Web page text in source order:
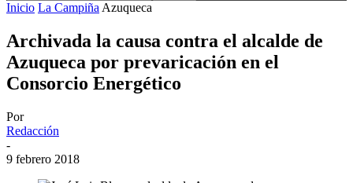
Inicio La Campiña Azuqueca
Archivada la causa contra el alcalde de
Azuqueca por prevaricación en el
Consorcio Energético
Por
Redacción
-
9 febrero 2018